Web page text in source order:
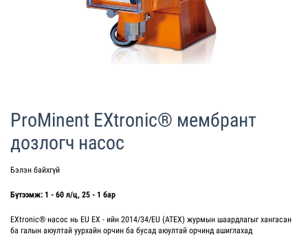
ProMinent EXtronic® мембрант
дозлогч насос
Бэлэн байхгүй
Бүтээмж: 1 - 60 л/ц, 25 - 1 бар
EXtronic® насос нь EU EX - ийн 2014/34/EU (ATEX) журмын шаардлагыг хангасан
ба галын аюултай уурхайн орчин ба бусад аюултай орчинд ашиглахад